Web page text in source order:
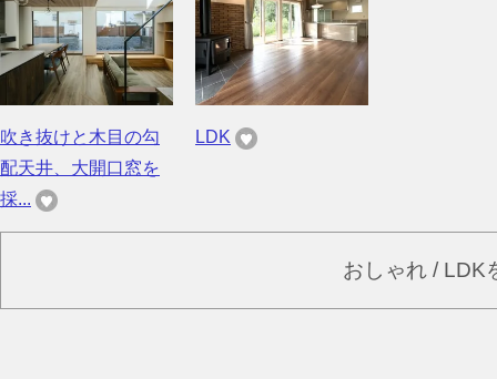
吹き抜けと木目の勾
配天井、大開口窓を
採...
LDK
おしゃれ / LDK